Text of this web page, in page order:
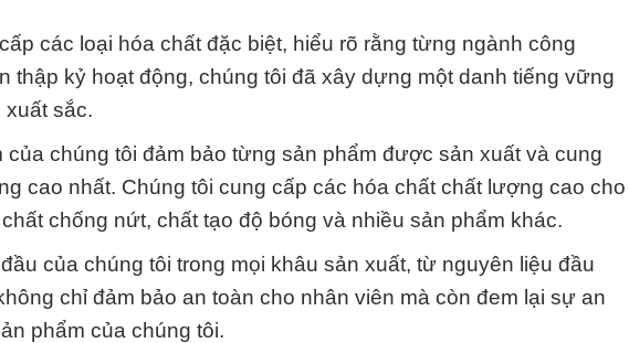
các loại hóa chất đặc biệt, hiểu rõ rằng từng ngành công
thập kỷ hoạt động, chúng tôi đã xây dựng một danh tiếng vững
sắc.
chúng tôi đảm bảo từng sản phẩm được sản xuất và cung
cao nhất. Chúng tôi cung cấp các hóa chất chất lượng cao cho
chống nứt, chất tạo độ bóng và nhiều sản phẩm khác.
của chúng tôi trong mọi khâu sản xuất, từ nguyên liệu đầu
chỉ đảm bảo an toàn cho nhân viên mà còn đem lại sự an
phẩm của chúng tôi.